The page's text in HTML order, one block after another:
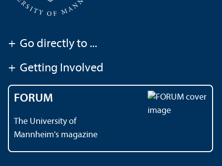
+ Go directly to ...
+ Getting Involved
FORUM
The University of
Mannheim's magazine